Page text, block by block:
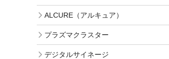
ALCURE（アルキュア）
プラズマクラスター
デジタルサイネージ